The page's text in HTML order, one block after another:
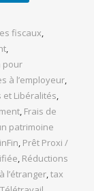
fiscaux,
,
pour
à l’employeur,
et Libéralités,
, Frais de
patrimoine
, Prêt Proxi /
, Réductions
l’étranger,tax